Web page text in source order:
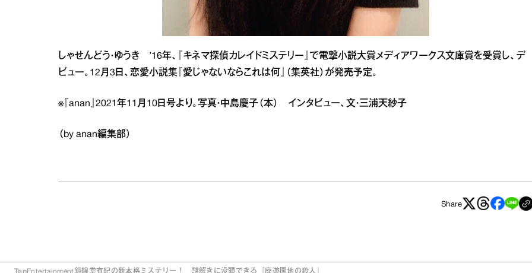
しゃせんどう・ゆうき ’16年、『キネマ探偵カレイドミステリー』で電撃小説大賞メディアワークス文庫賞を受賞し、デ
ビュー。12月3日、恋愛小説集『愛じゃないならこれは何』（集英社）が発売予定。
※『anan』2021年11月10日号より。写真・中島慶子（本） インタビュー、文・三浦天紗子
（by anan編集部）
Share
TopEntertainment斜線堂有紀の新本格ミステリー！ 謎解きに没頭できる『廃遊園地の殺人』